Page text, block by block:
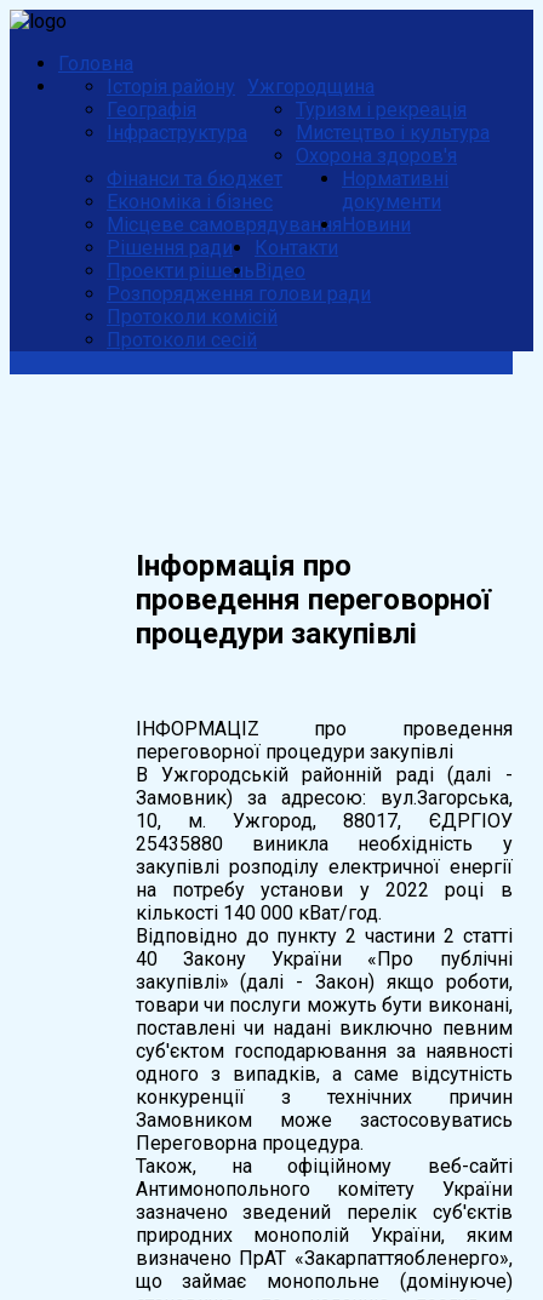
Головна
Ужгородщина
Історія району
Географія
Інфраструктура
Туризм і рекреація
Мистецтво і культура
Охорона здоров'я
Фінанси та бюджет
Економіка і бізнес
Місцеве самоврядування
Нормативні
документи
Рішення ради
Проекти рішень
Розпорядження голови ради
Протоколи комісій
Протоколи сесій
Новини
Контакти
Відео
Інформація про
проведення переговорної
процедури закупівлі
ІНФОРМАЦІZ про проведення
переговорної процедури закупівлі
В Ужгородській районній раді (далі -
Замовник) за адресою: вул.Загорська,
10, м. Ужгород, 88017, ЄДРГІОУ
25435880 виникла необхідність у
закупівлі розподілу електричної енергії
на потребу установи у 2022 році в
кількості 140 000 кВат/год.
Відповідно до пункту 2 частини 2 статті
40 Закону України «Про публічні
закупівлі» (далі - Закон) якщо роботи,
товари чи послуги можуть бути виконані,
поставлені чи надані виключно певним
суб'єктом господарювання за наявності
одного з випадків, а саме відсутність
конкуренції з технічних причин
Замовником може застосовуватись
Переговорна процедура.
Також, на офіційному веб-сайті
Антимонопольного комітету України
зазначено зведений перелік суб'єктів
природних монополій України, яким
визначено ПрАТ «Закарпаттяобленерго»,
що займає монопольне (домінуюче)